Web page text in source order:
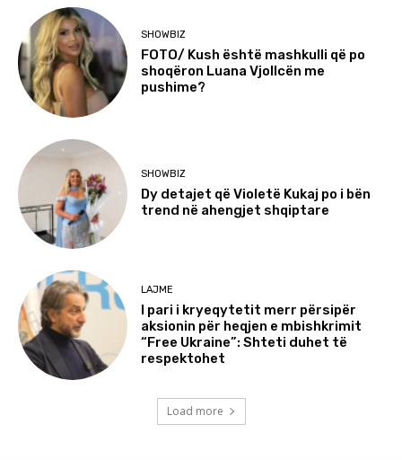
SHOWBIZ
FOTO/ Kush është mashkulli që po
shoqëron Luana Vjollcën me
pushime?
SHOWBIZ
Dy detajet që Violetë Kukaj po i bën
trend në ahengjet shqiptare
LAJME
I pari i kryeqytetit merr përsipër
aksionin për heqjen e mbishkrimit
“Free Ukraine”: Shteti duhet të
respektohet
Load more